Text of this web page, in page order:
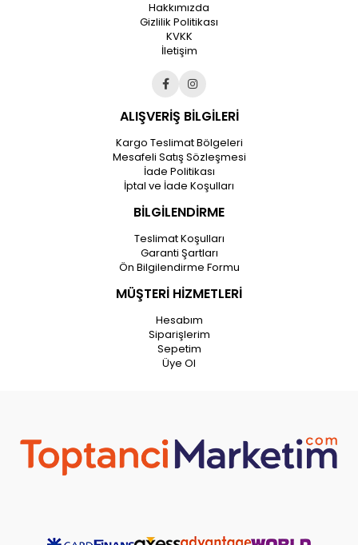
Hakkımızda
Gizlilik Politikası
KVKK
İletişim
ALIŞVERİŞ BİLGİLERİ
Kargo Teslimat Bölgeleri
Mesafeli Satış Sözleşmesi
İade Politikası
İptal ve İade Koşulları
BİLGİLENDİRME
Teslimat Koşulları
Garanti Şartları
Ön Bilgilendirme Formu
MÜŞTERİ HİZMETLERİ
Hesabım
Siparişlerim
Sepetim
Üye Ol